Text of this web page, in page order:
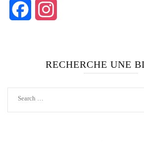
Facebook
RECHERCHE UNE
Search